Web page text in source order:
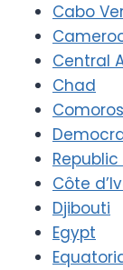
Cabo
Central
Chad
Comoros
Côte
Djibouti
Egypt